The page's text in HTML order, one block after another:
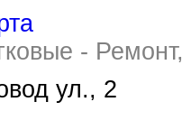
-
ул., 2